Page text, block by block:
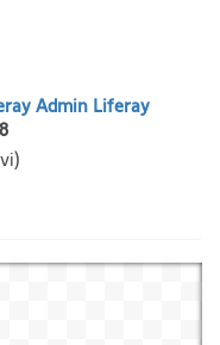
Admin Liferay